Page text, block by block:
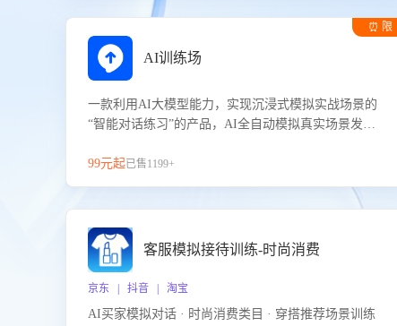
⏰ 限
AI训练场
一款利用AI大模型能力，实现沉浸式模拟实战场景的
“智能对话练习”的产品，AI全自动模拟真实场景发生
提升客服团队的销服能力。
99元起已售1199+
客服模拟接待训练-时尚消费
京东 | 抖音 | 淘宝
AI买家模拟对话 · 时尚消费类目 · 穿搭推荐场景训练